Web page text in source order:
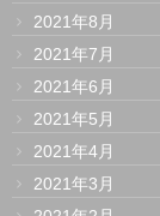
2021年8月
2021年7月
2021年6月
2021年5月
2021年4月
2021年3月